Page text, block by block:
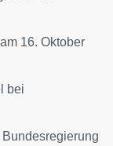
16. Oktober
bei
Bundesregierung